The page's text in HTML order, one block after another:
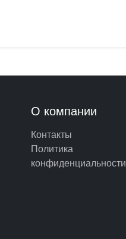
О компании
Контакты
Политика
конфиденциальности